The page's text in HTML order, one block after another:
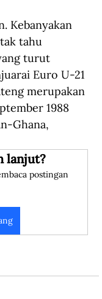
Kebanyakan
tahu
turut
Euro U-21
merupakan
1988
Ghana,
lanjut?
postingan